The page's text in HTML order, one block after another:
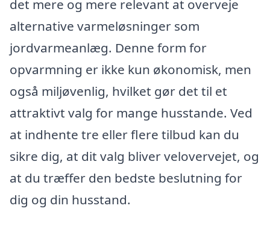
det mere og mere relevant at overveje
alternative varmeløsninger som
jordvarmeanlæg. Denne form for
opvarmning er ikke kun økonomisk, men
også miljøvenlig, hvilket gør det til et
attraktivt valg for mange husstande. Ved
at indhente tre eller flere tilbud kan du
sikre dig, at dit valg bliver velovervejet, og
at du træffer den bedste beslutning for
dig og din husstand.